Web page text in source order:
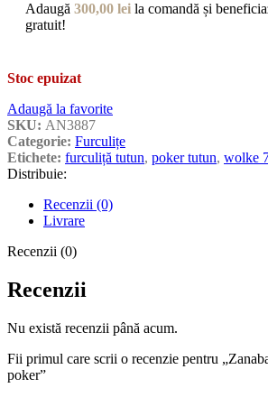
Adaugă 300,00 lei la comandă și
gratuit!
Stoc epuizat
Adaugă la favorite
SKU: AN3887
Categorie: Furculițe
Etichete: furculiță tutun, poker tutun, wolke
Distribuie:
Recenzii (0)
Livrare
Recenzii (0)
Recenzii
Nu există recenzii până acum.
Fii primul care scrii o recenzie pentru
poker”